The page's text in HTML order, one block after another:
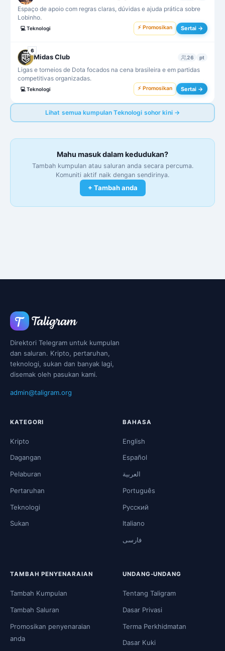
Espaço de apoio com regras claras, dúvidas e ajuda prática sobre
Lobinho.
💻Teknologi ⚡ Promosikan Sertai →
6
Midas Club 26 pt
Ligas e torneios de Dota focados na cena brasileira e em partidas
competitivas organizadas.
💻 Teknologi ⚡ Promosikan Sertai →
Lihat semua kumpulan Teknologi sohor kini →
Mahu masuk dalam kedudukan?
Tambah kumpulan atau saluran anda secara percuma.
Komuniti aktif naik dengan sendirinya.
+ Tambah anda
Direktori Telegram untuk kumpulan
dan saluran. Kripto, pertaruhan,
teknologi, sukan dan banyak lagi,
disemak oleh pasukan kami.
admin@taligram.org
KATEGORI
Kripto
Dagangan
Pelaburan
Pertaruhan
Teknologi
Sukan
BAHASA
English
Español
العربية
Português
Русский
Italiano
فارسی
TAMBAH PENYENARAIAN
Tambah Kumpulan
Tambah Saluran
Promosikan penyenaraian
anda
UNDANG-UNDANG
Tentang Taligram
Dasar Privasi
Terma Perkhidmatan
Dasar Kuki